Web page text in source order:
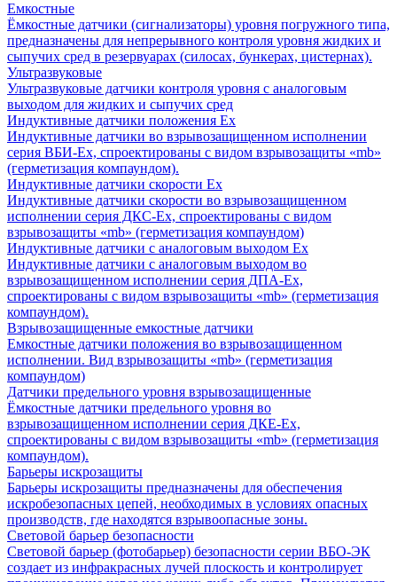
Емкостные
Ёмкостные датчики (сигнализаторы) уровня погружного типа,
предназначены для непрерывного контроля уровня жидких и
сыпучих сред в резервуарах (силосах, бункерах, цистернах).
Ультразвуковые
Ультразвуковые датчики контроля уровня с аналоговым
выходом для жидких и сыпучих сред
Индуктивные датчики положения Ех
Индуктивные датчики во взрывозащищенном исполнении
серия ВБИ-Ех, спроектированы с видом взрывозащиты «mb»
(герметизация компаундом).
Индуктивные датчики скорости Ех
Индуктивные датчики скорости во взрывозащищенном
исполнении серия ДКС-Ех, спроектированы с видом
взрывозащиты «mb» (герметизация компаундом)
Индуктивные датчики с аналоговым выходом Ех
Индуктивные датчики с аналоговым выходом во
взрывозащищенном исполнении серия ДПА-Ех,
спроектированы с видом взрывозащиты «mb» (герметизация
компаундом).
Взрывозащищенные емкостные датчики
Емкостные датчики положения во взрывозащищенном
исполнении. Вид взрывозащиты «mb» (герметизация
компаундом)
Датчики предельного уровня взрывозащищенные
Ёмкостные датчики предельного уровня во
взрывозащищенном исполнении серия ДКЕ-Ех,
спроектированы с видом взрывозащиты «mb» (герметизация
компаундом).
Барьеры искрозащиты
Барьеры искрозащиты предназначены для обеспечения
искробезопасных цепей, необходимых в условиях опасных
производств, где находятся взрывоопасные зоны.
Световой барьер безопасности
Световой барьер (фотобарьер) безопасности серии ВБО-ЭК
создает из инфракрасных лучей плоскость и контролирует